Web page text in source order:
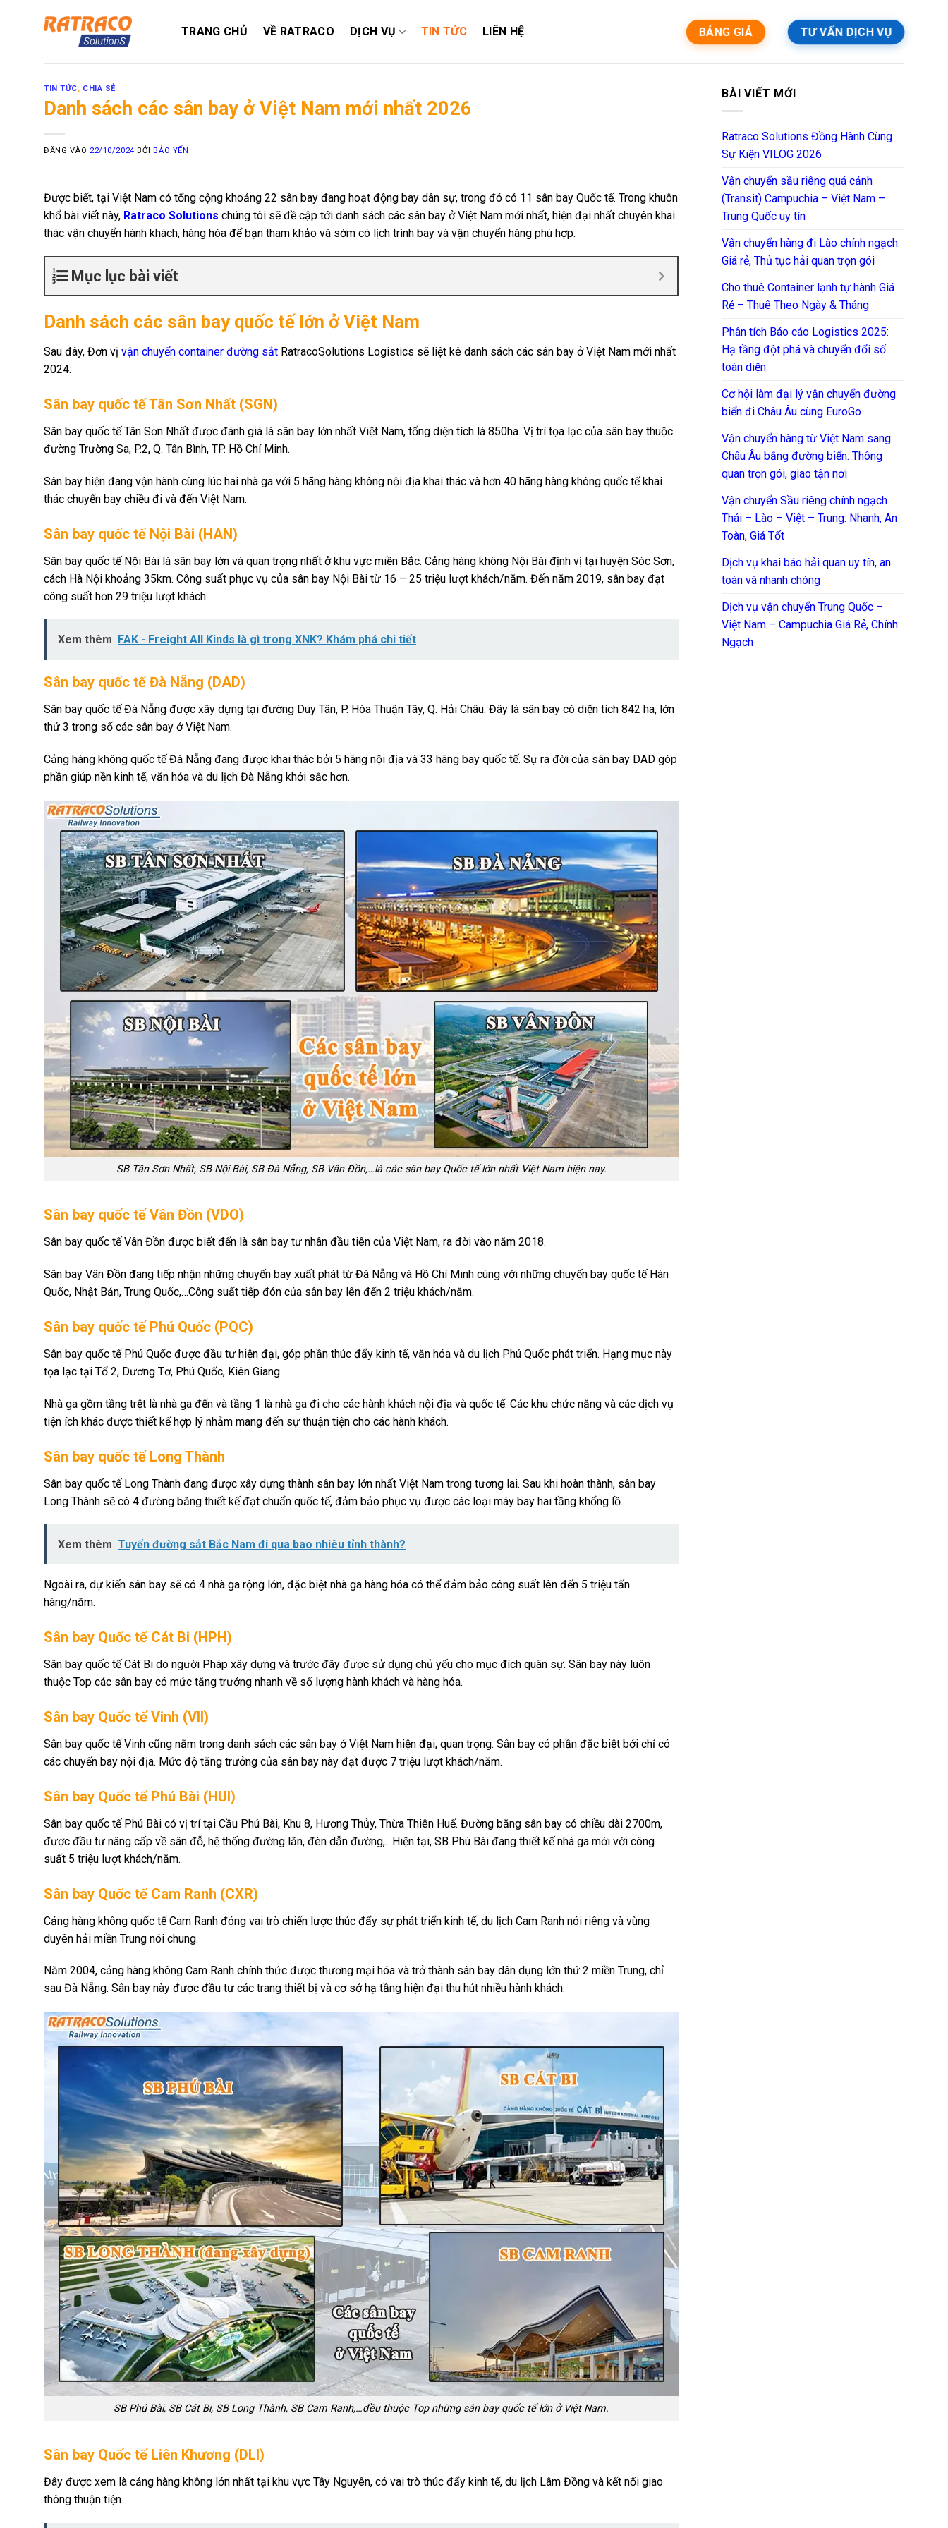
TRANG CHỦ VỀ RATRACO DỊCH VỤ TIN TỨC LIÊN HỆ BẢNG GIÁ TƯ VẤN DỊCH VỤ
TIN TỨC, CHIA SẺ
Danh sách các sân bay ở Việt Nam mới nhất 2026
ĐĂNG VÀO 22/10/2024 BỞIBẢO YẾN
Được biết, tại Việt Nam có tổng cộng khoảng 22 sân bay đang hoạt động bay dân sự, trong đó có 11 sân bay Quốc tế. Trong khuôn
khổ bài viết này, Ratraco Solutions chúng tôi sẽ đề cập tới danh sách các sân bay ở Việt Nam mới nhất, hiện đại nhất chuyên khai
thác vận chuyển hành khách, hàng hóa để bạn tham khảo và sớm có lịch trình bay và vận chuyển hàng phù hợp.
Mục lục bài viết
Danh sách các sân bay quốc tế lớn ở Việt Nam
Sau đây, Đơn vị vận chuyển container đường sắt RatracoSolutions Logistics sẽ liệt kê danh sách các sân bay ở Việt Nam mới nhất
2024:
Sân bay quốc tế Tân Sơn Nhất (SGN)
Sân bay quốc tế Tân Sơn Nhất được đánh giá là sân bay lớn nhất Việt Nam, tổng diện tích là 850ha. Vị trí tọa lạc của sân bay thuộc
đường Trường Sa, P.2, Q. Tân Bình, TP. Hồ Chí Minh.
Sân bay hiện đang vận hành cùng lúc hai nhà ga với 5 hãng hàng không nội địa khai thác và hơn 40 hãng hàng không quốc tế khai
thác chuyến bay chiều đi và đến Việt Nam.
Sân bay quốc tế Nội Bài (HAN)
Sân bay quốc tế Nội Bài là sân bay lớn và quan trọng nhất ở khu vực miền Bắc. Cảng hàng không Nội Bài định vị tại huyện Sóc Sơn,
cách Hà Nội khoảng 35km. Công suất phục vụ của sân bay Nội Bài từ 16 – 25 triệu lượt khách/năm. Đến năm 2019, sân bay đạt
công suất hơn 29 triệu lượt khách.
Xem thêm FAK - Freight All Kinds là gì trong XNK? Khám phá chi tiết
Sân bay quốc tế Đà Nẵng (DAD)
Sân bay quốc tế Đà Nẵng được xây dựng tại đường Duy Tân, P. Hòa Thuận Tây, Q. Hải Châu. Đây là sân bay có diện tích 842 ha, lớn
thứ 3 trong số các sân bay ở Việt Nam.
Cảng hàng không quốc tế Đà Nẵng đang được khai thác bởi 5 hãng nội địa và 33 hãng bay quốc tế. Sự ra đời của sân bay DAD góp
phần giúp nền kinh tế, văn hóa và du lịch Đà Nẵng khởi sắc hơn.
SB Tân Sơn Nhất, SB Nội Bài, SB Đà Nẵng, SB Vân Đồn,…là các sân bay Quốc tế lớn nhất Việt Nam hiện nay.
Sân bay quốc tế Vân Đồn (VDO)
Sân bay quốc tế Vân Đồn được biết đến là sân bay tư nhân đầu tiên của Việt Nam, ra đời vào năm 2018.
Sân bay Vân Đồn đang tiếp nhận những chuyến bay xuất phát từ Đà Nẵng và Hồ Chí Minh cùng với những chuyến bay quốc tế Hàn
Quốc, Nhật Bản, Trung Quốc,…Công suất tiếp đón của sân bay lên đến 2 triệu khách/năm.
Sân bay quốc tế Phú Quốc (PQC)
Sân bay quốc tế Phú Quốc được đầu tư hiện đại, góp phần thúc đẩy kinh tế, văn hóa và du lịch Phú Quốc phát triển. Hạng mục này
tọa lạc tại Tổ 2, Dương Tơ, Phú Quốc, Kiên Giang.
Nhà ga gồm tầng trệt là nhà ga đến và tầng 1 là nhà ga đi cho các hành khách nội địa và quốc tế. Các khu chức năng và các dịch vụ
tiện ích khác được thiết kế hợp lý nhằm mang đến sự thuận tiện cho các hành khách.
Sân bay quốc tế Long Thành
Sân bay quốc tế Long Thành đang được xây dựng thành sân bay lớn nhất Việt Nam trong tương lai. Sau khi hoàn thành, sân bay
Long Thành sẽ có 4 đường băng thiết kế đạt chuẩn quốc tế, đảm bảo phục vụ được các loại máy bay hai tầng khổng lồ.
Xem thêm Tuyến đường sắt Bắc Nam đi qua bao nhiêu tỉnh thành?
Ngoài ra, dự kiến sân bay sẽ có 4 nhà ga rộng lớn, đặc biệt nhà ga hàng hóa có thể đảm bảo công suất lên đến 5 triệu tấn
hàng/năm.
Sân bay Quốc tế Cát Bi (HPH)
Sân bay quốc tế Cát Bi do người Pháp xây dựng và trước đây được sử dụng chủ yếu cho mục đích quân sự. Sân bay này luôn
thuộc Top các sân bay có mức tăng trưởng nhanh về số lượng hành khách và hàng hóa.
Sân bay Quốc tế Vinh (VII)
Sân bay quốc tế Vinh cũng nằm trong danh sách các sân bay ở Việt Nam hiện đại, quan trọng. Sân bay có phần đặc biệt bởi chỉ có
các chuyến bay nội địa. Mức độ tăng trưởng của sân bay này đạt được 7 triệu lượt khách/năm.
Sân bay Quốc tế Phú Bài (HUI)
Sân bay quốc tế Phú Bài có vị trí tại Cầu Phú Bài, Khu 8, Hương Thủy, Thừa Thiên Huế. Đường băng sân bay có chiều dài 2700m,
được đầu tư nâng cấp về sân đỗ, hệ thống đường lăn, đèn dẫn đường,…Hiện tại, SB Phú Bài đang thiết kế nhà ga mới với công
suất 5 triệu lượt khách/năm.
Sân bay Quốc tế Cam Ranh (CXR)
Cảng hàng không quốc tế Cam Ranh đóng vai trò chiến lược thúc đẩy sự phát triển kinh tế, du lịch Cam Ranh nói riêng và vùng
duyên hải miền Trung nói chung.
Năm 2004, cảng hàng không Cam Ranh chính thức được thương mại hóa và trở thành sân bay dân dụng lớn thứ 2 miền Trung, chỉ
sau Đà Nẵng. Sân bay này được đầu tư các trang thiết bị và cơ sở hạ tầng hiện đại thu hút nhiều hành khách.
SB Phú Bài, SB Cát Bi, SB Long Thành, SB Cam Ranh,…đều thuộc Top những sân bay quốc tế lớn ở Việt Nam.
Sân bay Quốc tế Liên Khương (DLI)
Đây được xem là cảng hàng không lớn nhất tại khu vực Tây Nguyên, có vai trò thúc đẩy kinh tế, du lịch Lâm Đồng và kết nối giao
thông thuận tiện.
BÀI VIẾT MỚI
Ratraco Solutions Đồng Hành Cùng
Sự Kiện VILOG 2026
Vận chuyển sầu riêng quá cảnh
(Transit) Campuchia – Việt Nam –
Trung Quốc uy tín
Vận chuyển hàng đi Lào chính ngạch:
Giá rẻ, Thủ tục hải quan trọn gói
Cho thuê Container lạnh tự hành Giá
Rẻ – Thuê Theo Ngày & Tháng
Phân tích Báo cáo Logistics 2025:
Hạ tầng đột phá và chuyển đổi số
toàn diện
Cơ hội làm đại lý vận chuyển đường
biển đi Châu Âu cùng EuroGo
Vận chuyển hàng từ Việt Nam sang
Châu Âu bằng đường biển: Thông
quan trọn gói, giao tận nơi
Vận chuyển Sầu riêng chính ngạch
Thái – Lào – Việt – Trung: Nhanh, An
Toàn, Giá Tốt
Dịch vụ khai báo hải quan uy tín, an
toàn và nhanh chóng
Dịch vụ vận chuyển Trung Quốc –
Việt Nam – Campuchia Giá Rẻ, Chính
Ngạch